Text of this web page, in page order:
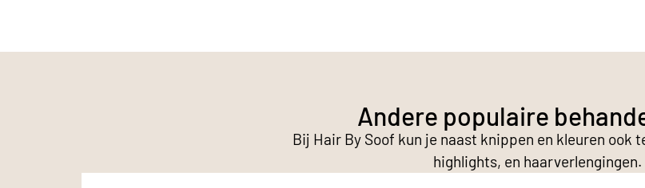
Andere populaire
Bij Hair By Soof kun je naast knippen en kleuren ook
highlights, en haarverlengingen.